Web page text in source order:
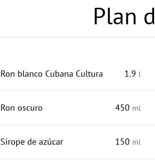
Plan
Ron blanco Cubana Cultura 1.9 l
Ron oscuro 450 ml
Sirope de azúcar 150 ml